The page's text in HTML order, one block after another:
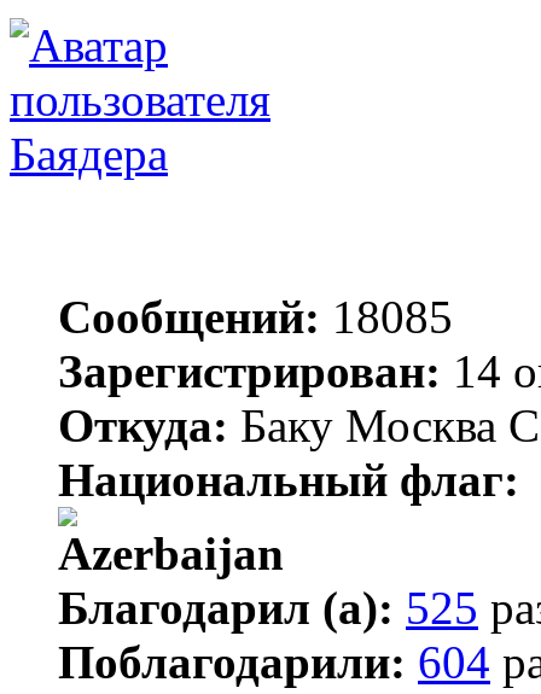
Баядера
Сообщений: 18085
Зарегистрирован: 14
Откуда: Баку Москва
Национальный флаг:
Благодарил (а): 525
Поблагодарили: 604